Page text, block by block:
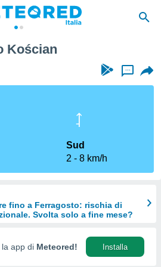
Kościan
...
Sud
2
8 km/h
fino a Ferragosto: rischia di
Svolta solo a fine mese?
la app di Meteored! Installa